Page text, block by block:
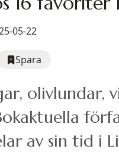
05-22
Spara
olivlundar,
av sin tid i